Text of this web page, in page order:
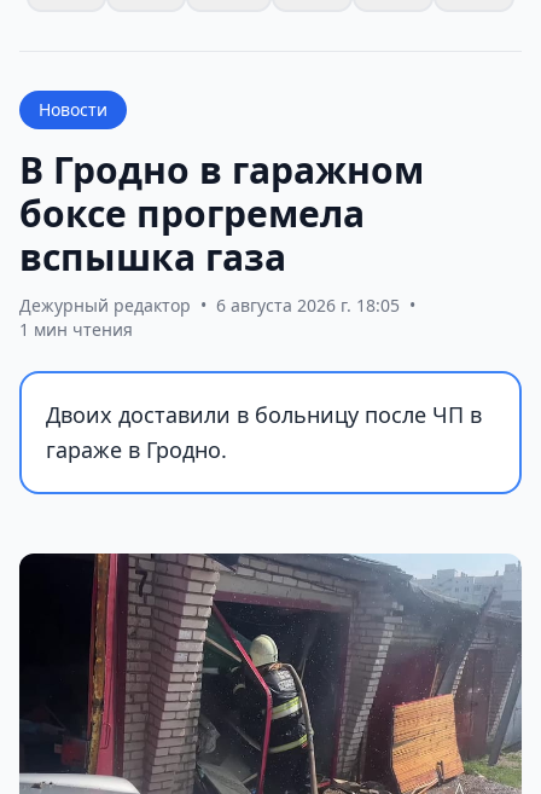
Новости
В Гродно в гаражном
боксе прогремела
вспышка газа
Дежурный редактор • 6 августа 2026 г. 18:05 •
1 мин чтения
Двоих доставили в больницу после ЧП в
гараже в Гродно.